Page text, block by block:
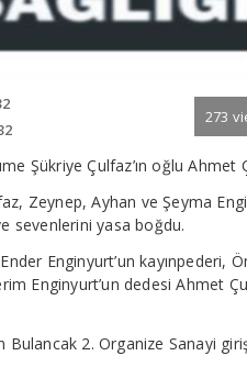
273
Şükriye Çulfaz’ın oğlu Ahmet
Zeynep, Ayhan ve Şeyma
sevenlerini yasa boğdu.
Enginyurt’un kayınpederi,
Enginyurt’un dedesi Ahmet
2. Organize Sanayi